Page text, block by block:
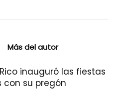
Más del autor
inauguró las fiestas
con su pregón